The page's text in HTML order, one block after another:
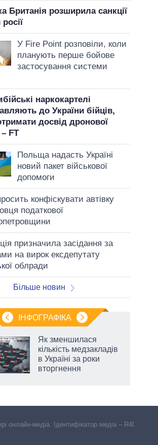
Британія розширила санкції
У Fire Point розповіли, коли
планують перше бойове
застосування системи
наркокартелі
до України бійців,
досвід дронової
FT
Польща надасть Україні
новий пакет військової
допомоги
конфіскувати автівку
податкової
призначила засідання за
на вирок ексдепутату
облради
Більше новин
ІНФОГРАФІКА
Як зменшилася
кількість медзакладів
в Україні за роки
вторгнення
онлайн-медіа. Ідентифікатор медіа – R40-